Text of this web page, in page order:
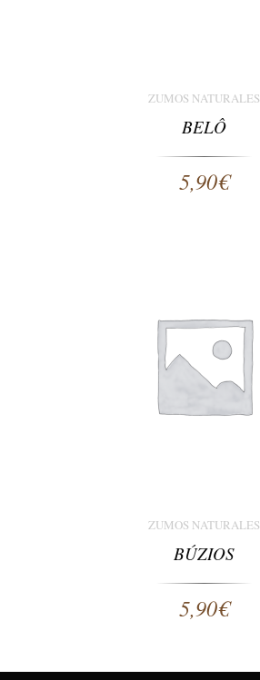
ZUMOS NATURALES
BELÔ
5,90€
ZUMOS NATURALES
BÚZIOS
5,90€